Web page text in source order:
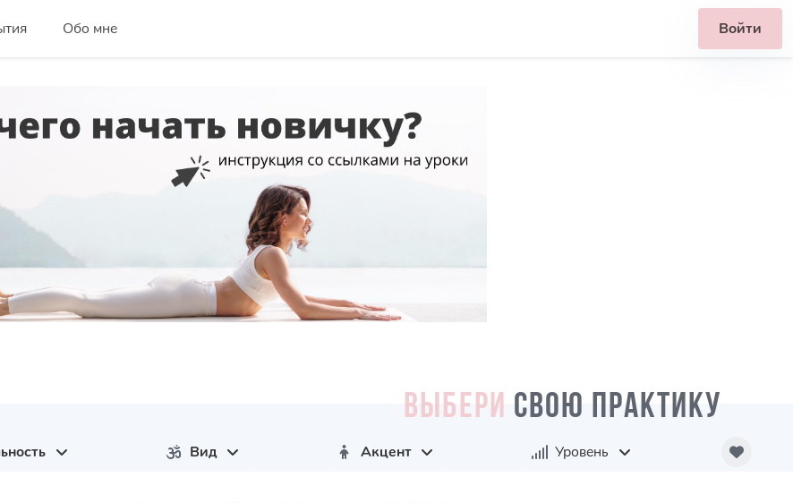
Обо мне Войти
ВЫБЕРИ СВОЮ ПРАКТИКУ
Вид Акцент Уровень